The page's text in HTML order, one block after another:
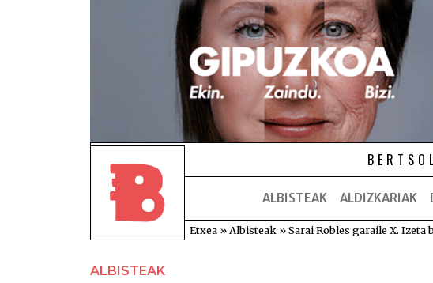
ALBISTEAK ALDIZKARIAK
Etxea » Albisteak »Sarai Robles garaile X. Izeta
ALBISTEAK